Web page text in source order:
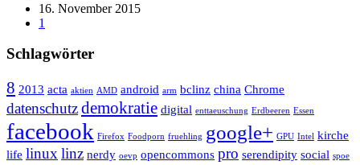
16. November 2015
1
Schlagwörter
8 2013 acta aktien AMD android arm bclinz china Chrome
datenschutzdemokratie digital enttaeuschung Erdbeeren Essen
facebook Firefox Foodporn fruehling google+ GPU Intel kirche
life linux linz nerdy oevp opencommons pro serendipity social spoe